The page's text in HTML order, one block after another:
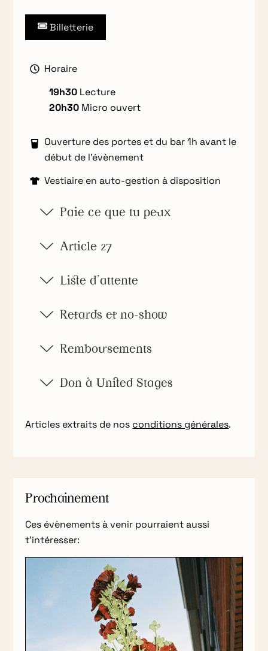
Billetterie
Horaire
19h30 Lecture
20h30 Micro ouvert
Ouverture des portes et du bar 1h avant le
début de l’évènement
Vestiaire en auto-gestion à disposition
Paie ce que tu peux
Article 27
Liste d'attente
Retards et no-show
Remboursements
Don à United Stages
Articles extraits de nos conditions générales.
Prochainement
Ces évènements à venir pourraient aussi
t’intéresser: